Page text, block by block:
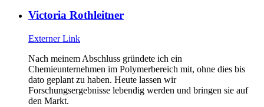
Victoria Rothleitner
Externer Link
Nach meinem Abschluss gründete ich ein
Chemieunternehmen im Polymerbereich mit, ohne dies bis
dato geplant zu haben. Heute lassen wir
Forschungsergebnisse lebendig werden und bringen sie auf
den Markt.